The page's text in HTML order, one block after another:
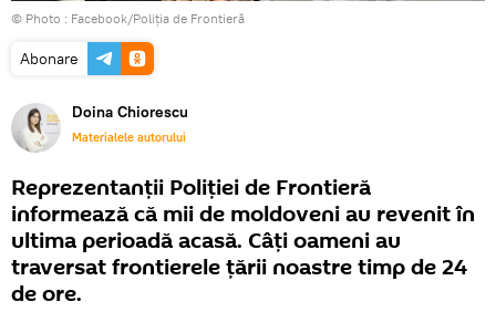
© Photo : Facebook/Poliția de Frontieră
Abonare
Doina Chiorescu
Materialele autorului
Reprezentanții Poliției de Frontieră
informează că mii de moldoveni au revenit în
ultima perioadă acasă. Câți oameni au
traversat frontierele țării noastre timp de 24
de ore.